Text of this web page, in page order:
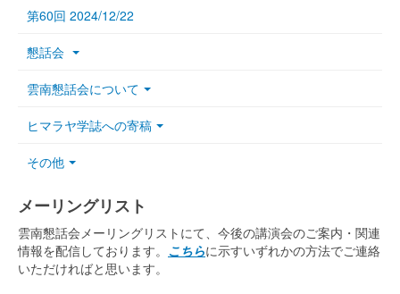
第60回 2024/12/22
懇話会
雲南懇話会について
ヒマラヤ学誌への寄稿
その他
メーリングリスト
雲南懇話会メーリングリストにて、今後の講演会のご案内・関連
情報を配信しております。 こちらに示すいずれかの方法でご連絡
いただければと思います。